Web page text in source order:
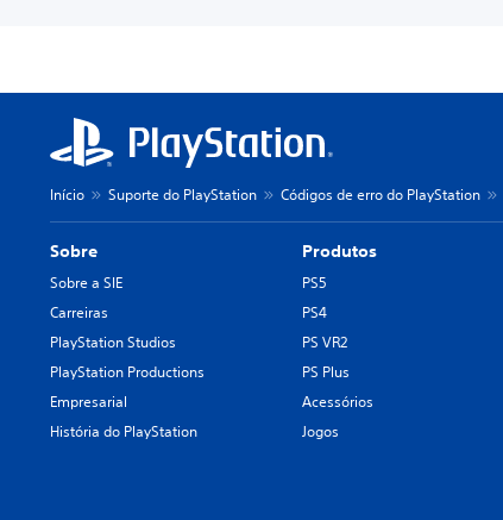
Início Suporte do PlayStation Códigos de erro do PlayStation
Sobre
Sobre a SIE
Carreiras
PlayStation Studios
PlayStation Productions
Empresarial
História do PlayStation
Produtos
PS5
PS4
PS VR2
PS Plus
Acessórios
Jogos